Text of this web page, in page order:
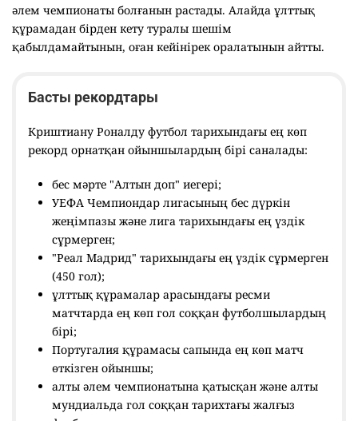
әлем чемпионаты болғанын растады. Алайда ұлттық
құрамадан бірден кету туралы шешім
қабылдамайтынын, оған кейінірек оралатынын айтты.
Басты рекордтары
Криштиану Роналду футбол тарихындағы ең көп
рекорд орнатқан ойыншылардың бірі саналады:
бес мәрте "Алтын доп" иегері;
УЕФА Чемпиондар лигасының бес дүркін
жеңімпазы және лига тарихындағы ең үздік
сұрмерген;
"Реал Мадрид" тарихындағы ең үздік сұрмерген
(450 гол);
ұлттық құрамалар арасындағы ресми
матчтарда ең көп гол соққан футболшылардың
бірі;
Португалия құрамасы сапында ең көп матч
өткізген ойыншы;
алты әлем чемпионатына қатысқан және алты
мундиальда гол соққан тарихтағы жалғыз